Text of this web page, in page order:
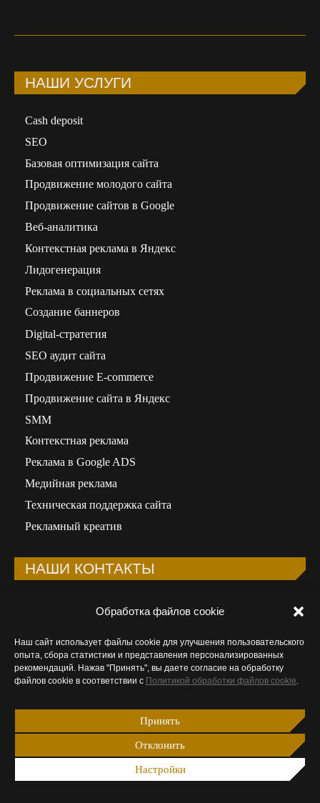
Обработка файлов cookie
Наш сайт использует файлы cookie для улучшения пользовательского
опыта, сбора статистики и представления персонализированных
рекомендаций. Нажав "Принять", вы даете согласие на обработку
файлов cookie в соответствии с Политикой обработки файлов cookie.
Принять
Отклонить
Настройки
НАШИ УСЛУГИ
Сash deposit
SEO
Базовая оптимизация сайта
Продвижение молодого сайта
Продвижение сайтов в Google
Веб-аналитика
Контекстная реклама в Яндекс
Лидогенерация
Реклама в социальных сетях
Создание баннеров
Digital-стратегия
SEO аудит сайта
Продвижение E-commerce
Продвижение сайта в Яндекс
SMM
Контекстная реклама
Реклама в Google ADS
Медийная реклама
Техническая поддержка сайта
Рекламный креатив
НАШИ КОНТАКТЫ
+998 90 323-92-41
ООО «WUNDER DIGITAL»
Республика Узбекистан, 100015, Ташкент,
Мирабадский район, ул.Афросиаб, 8А
Открыть в Google Maps
Страница
Telegram